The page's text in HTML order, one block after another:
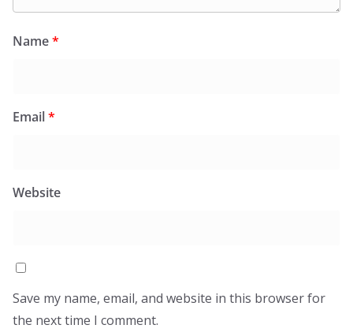
Name*
Email*
Website
Save my name, email, and website in this browser for
the next time I comment.